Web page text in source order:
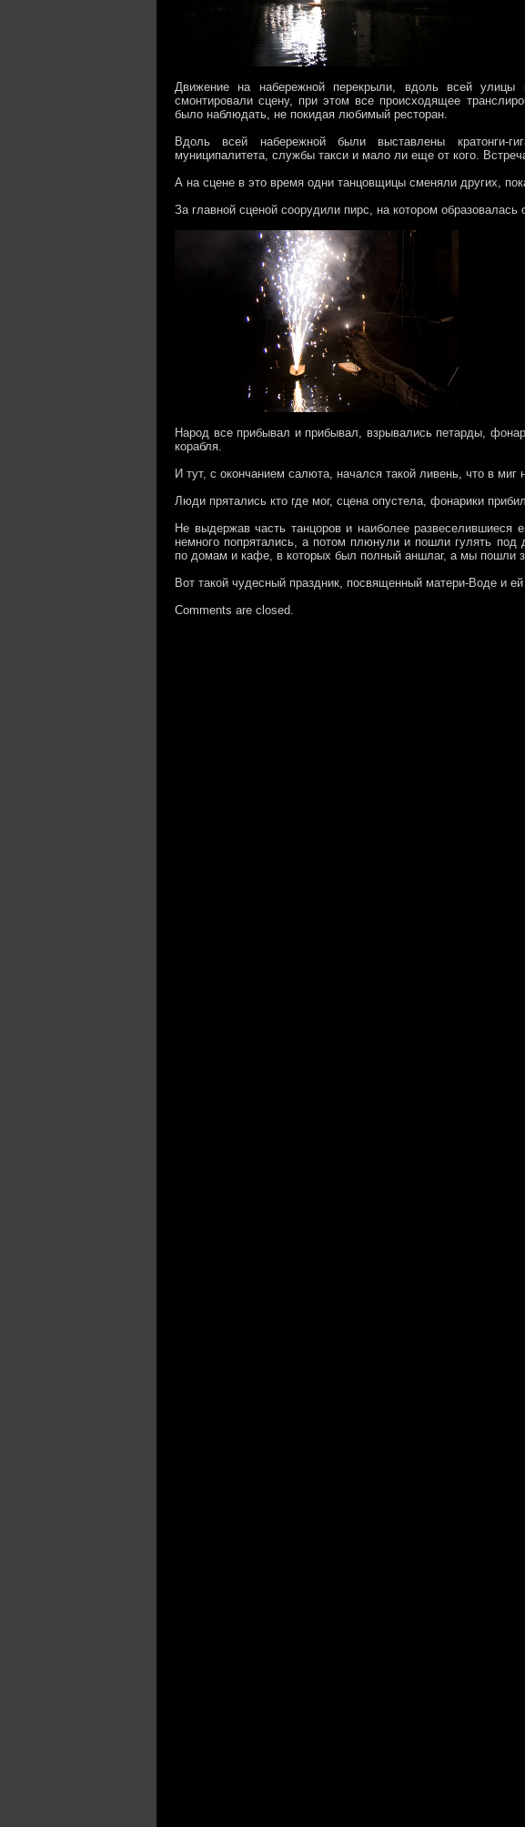
Движение на набережной перекрыли, вдоль всей
смонтировали сцену, при этом все происходящее
было наблюдать, не покидая любимый ресторан.
Вдоль всей набережной были выставлены кратонги-
муниципалитета, службы такси и мало ли еще от кого.
А на сцене в это время одни танцовщицы сменяли других,
За главной сценой соорудили пирс, на котором образовалась
Народ все прибывал и прибывал, взрывались петарды,
корабля.
И тут, с окончанием салюта, начался такой ливень, что в миг
Люди прятались кто где мог, сцена опустела, фонарики
Не выдержав часть танцоров и наиболее
немного попрятались, а потом плюнули и пошли гулять
по домам и кафе, в которых был полный аншлаг, а мы пошли
Вот такой чудесный праздник, посвященный матери-Воде и
Comments are closed.